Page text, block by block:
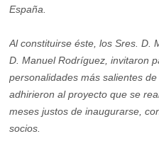
España.
Al constituirse éste, los Sres. D.
D. Manuel Rodríguez, invitaron
personalidades más salientes
adhirieron al proyecto que se
meses justos de inaugurarse,
socios.